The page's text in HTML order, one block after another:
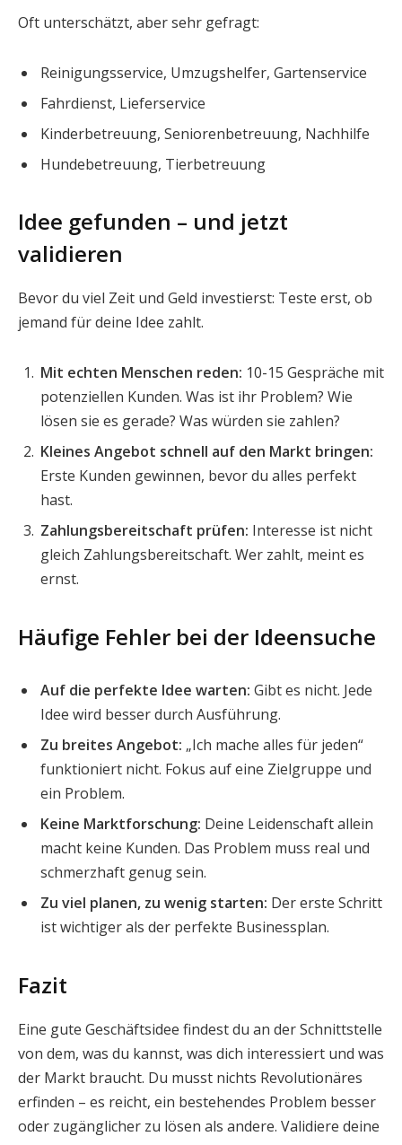
Oft unterschätzt, aber sehr gefragt:
Reinigungsservice, Umzugshelfer, Gartenservice
Fahrdienst, Lieferservice
Kinderbetreuung, Seniorenbetreuung, Nachhilfe
Hundebetreuung, Tierbetreuung
Idee gefunden – und jetzt
validieren
Bevor du viel Zeit und Geld investierst: Teste erst, ob
jemand für deine Idee zahlt.
Mit echten Menschen reden: 10-15 Gespräche mit
potenziellen Kunden. Was ist ihr Problem? Wie
lösen sie es gerade? Was würden sie zahlen?
Kleines Angebot schnell auf den Markt bringen:
Erste Kunden gewinnen, bevor du alles perfekt
hast.
Zahlungsbereitschaft prüfen: Interesse ist nicht
gleich Zahlungsbereitschaft. Wer zahlt, meint es
ernst.
Häufige Fehler bei der Ideensuche
Auf die perfekte Idee warten: Gibt es nicht. Jede
Idee wird besser durch Ausführung.
Zu breites Angebot: „Ich mache alles für jeden“
funktioniert nicht. Fokus auf eine Zielgruppe und
ein Problem.
Keine Marktforschung: Deine Leidenschaft allein
macht keine Kunden. Das Problem muss real und
schmerzhaft genug sein.
Zu viel planen, zu wenig starten: Der erste Schritt
ist wichtiger als der perfekte Businessplan.
Fazit
Eine gute Geschäftsidee findest du an der Schnittstelle
von dem, was du kannst, was dich interessiert und was
der Markt braucht. Du musst nichts Revolutionäres
erfinden – es reicht, ein bestehendes Problem besser
oder zugänglicher zu lösen als andere. Validiere deine